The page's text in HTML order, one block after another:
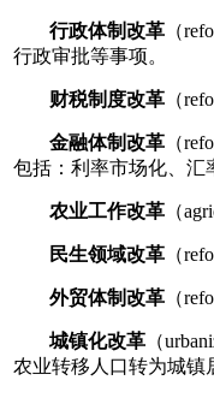
行政体制改革 （
行政审批等事项。
财税制度改革 （
金融体制改革 （
包括：利率市场化、汇
农业工作改革 （
民生领域改革 （
外贸体制改革 （
城镇化改革 （
农业转移人口转为城镇